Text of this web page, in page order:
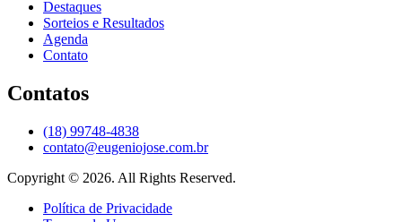
Destaques
Sorteios e Resultados
Agenda
Contato
Contatos
(18) 99748-4838
contato@eugeniojose.com.br
Copyright © 2026. All Rights Reserved.​
Política de Privacidade